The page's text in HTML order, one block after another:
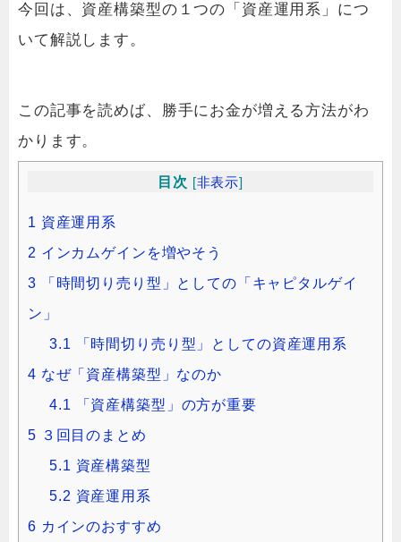
今回は、資産構築型の１つの「資産運用系」につ
いて解説します。
この記事を読めば、勝手にお金が増える方法がわ
かります。
目次 [非表示]
1 資産運用系
2 インカムゲインを増やそう
3 「時間切り売り型」としての「キャピタルゲイ
ン」
3.1 「時間切り売り型」としての資産運用系
4 なぜ「資産構築型」なのか
4.1 「資産構築型」の方が重要
5 ３回目のまとめ
5.1 資産構築型
5.2 資産運用系
6 カインのおすすめ